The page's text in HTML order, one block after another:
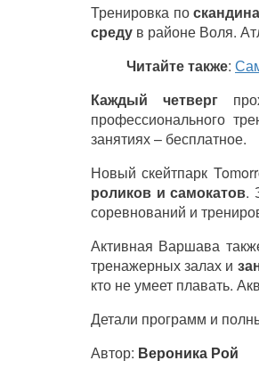
Тренировка по
среду в районе Воля.
Читайте также:
Каждый четверг
профессионального
занятиях – бесплатное.
Новый скейтпарк
роликов и самокатов.
соревнований и
Активная Варшава
тренажерных залах и
кто не умеет плавать.
Детали программ и
Автор: Вероника Рой